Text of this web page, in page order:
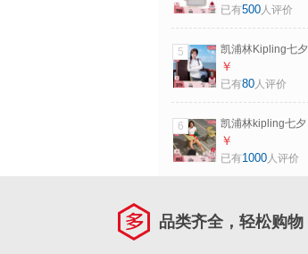
出行双肩背包书包
已有500人评价
5
凯浦林Kipling七夕
礼物男女新款百搭
时尚轻便背提包单
￥
已有80人评价
6
凯浦林kipling七夕
礼物男女款大容量
轻便出游首尔包双
￥
已有1000人评价
品类齐全，轻松购物